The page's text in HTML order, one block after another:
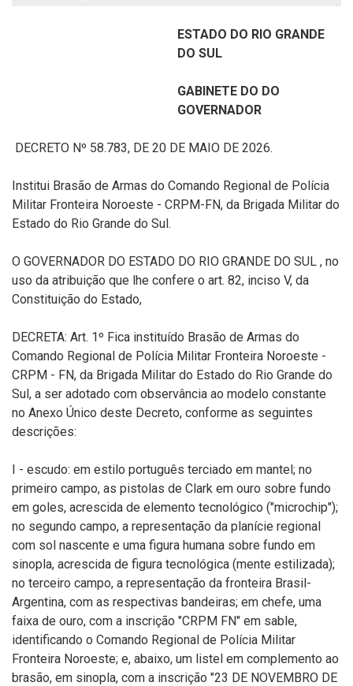
ESTADO DO RIO GRANDE
DO SUL
GABINETE DO DO
GOVERNADOR
DECRETO Nº 58.783, DE 20 DE MAIO DE 2026.
Institui Brasão de Armas do Comando Regional de Polícia
Militar Fronteira Noroeste - CRPM-FN, da Brigada Militar do
Estado do Rio Grande do Sul.
O GOVERNADOR DO ESTADO DO RIO GRANDE DO SUL , no
uso da atribuição que lhe confere o art. 82, inciso V, da
Constituição do Estado,
DECRETA: Art. 1º Fica instituído Brasão de Armas do
Comando Regional de Polícia Militar Fronteira Noroeste -
CRPM - FN, da Brigada Militar do Estado do Rio Grande do
Sul, a ser adotado com observância ao modelo constante
no Anexo Único deste Decreto, conforme as seguintes
descrições:
I - escudo: em estilo português terciado em mantel; no
primeiro campo, as pistolas de Clark em ouro sobre fundo
em goles, acrescida de elemento tecnológico ("microchip");
no segundo campo, a representação da planície regional
com sol nascente e uma figura humana sobre fundo em
sinopla, acrescida de figura tecnológica (mente estilizada);
no terceiro campo, a representação da fronteira Brasil-
Argentina, com as respectivas bandeiras; em chefe, uma
faixa de ouro, com a inscrição "CRPM FN" em sable,
identificando o Comando Regional de Polícia Militar
Fronteira Noroeste; e, abaixo, um listel em complemento ao
brasão, em sinopla, com a inscrição "23 DE NOVEMBRO DE